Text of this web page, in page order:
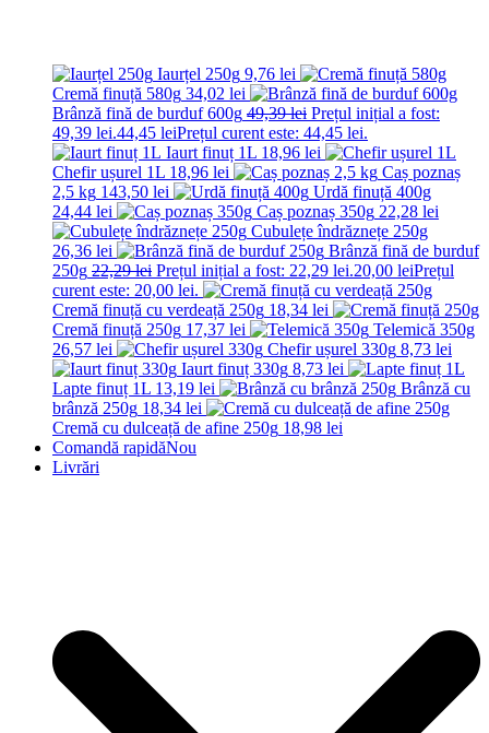
Iaurțel 250g 9,76 lei
Cremă finuță 580g 34,02 lei
Brânză fină de burduf 600g 49,39lei Prețul inițial a fost:
49,39 lei.44,45 leiPrețul curent este: 44,45 lei.
Iaurt finuț 1L 18,96 lei
Chefir ușurel 1L 18,96 lei
Caș poznaș
2,5 kg 143,50 lei
Urdă finuță 400g
24,44 lei Caș poznaș 350g 22,28 lei
Cubulețe îndrăznețe 250g
26,36 lei
Brânză fină de burduf
250g 22,29lei Prețul inițial a fost: 22,29 lei.20,00 leiPrețul
curent este: 20,00 lei.
Cremă finuță cu verdeață 250g 18,34 lei
Cremă finuță 250g 17,37 lei
Telemică 350g
26,57 lei Chefir ușurel 330g 8,73 lei
Iaurt finuț 330g 8,73 lei
Lapte finuț 1L 13,19 lei
Brânză cu
brânză 250g 18,34 lei
Cremă cu dulceață de afine 250g 18,98 lei
Comandă rapidăNou
Livrări